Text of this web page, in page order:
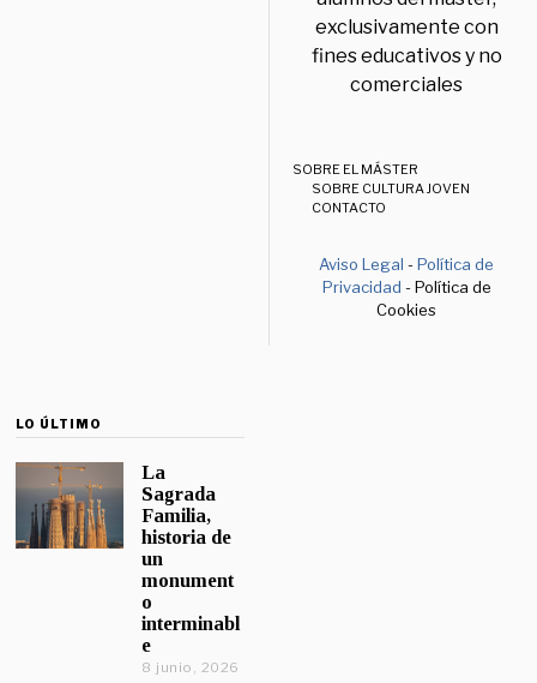
exclusivamente con
fines educativos y no
comerciales
SOBRE EL MÁSTER
SOBRE CULTURA JOVEN
CONTACTO
Aviso Legal -Política de
Privacidad - Política de
Cookies
LO ÚLTIMO
La
Sagrada
Familia,
historia de
un
monument
o
interminabl
e
8 junio, 2026